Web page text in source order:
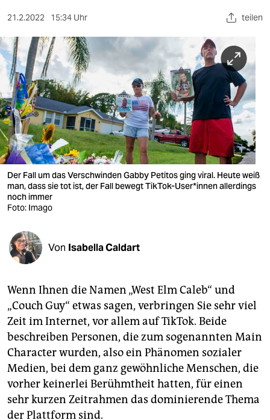
sport
berlin
nord
wahrheit
verlag
verlag
veranstaltungen
shop
fragen & hilfe
unterstützen
abo
genossenschaft
epaper login
21.2.2022 15:34 Uhr teilen
Der Fall um das Verschwinden Gabby Petitos ging viral. Heute weiß
man, dass sie tot ist, der Fall bewegt TikTok-User*innen allerdings
noch immer
Foto: Imago
Von Isabella Caldart
Wenn Ihnen die Namen „West Elm Caleb“ und
„Couch Guy“ etwas sagen, verbringen Sie sehr viel
Zeit im Internet, vor allem auf TikTok. Beide
beschreiben Personen, die zum sogenannten Main
Character wurden, also ein Phänomen sozialer
Medien, bei dem ganz gewöhnliche Menschen, die
vorher keinerlei Berühmtheit hatten, für einen
sehr kurzen Zeitrahmen das dominierende Thema
der Plattform sind.